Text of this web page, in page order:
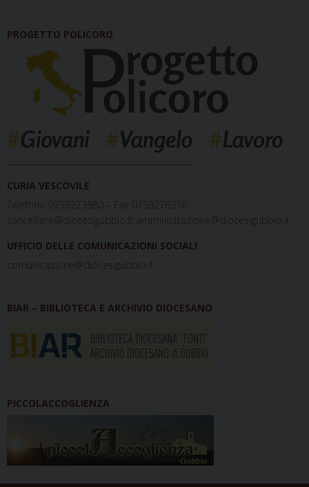
PROGETTO POLICORO
CURIA VESCOVILE
Telefono 0759273980 – Fax 0759276316
cancelliere@diocesigubbio.it amministrazione@diocesigubbio.it
UFFICIO DELLE COMUNICAZIONI SOCIALI
comunicazione@diocesigubbio.it
BIAR – BIBLIOTECA E ARCHIVIO DIOCESANO
PICCOLACCOGLIENZA